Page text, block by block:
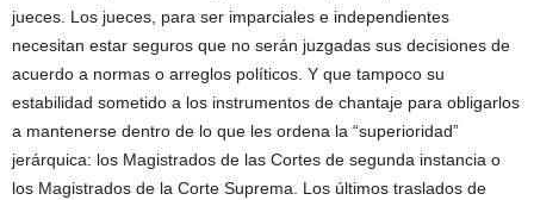
jueces. Los jueces, para ser imparciales e independientes
necesitan estar seguros que no serán juzgadas sus decisiones de
acuerdo a normas o arreglos políticos. Y que tampoco su
estabilidad sometido a los instrumentos de chantaje para obligarlos
a mantenerse dentro de lo que les ordena la “superioridad”
jerárquica: los Magistrados de las Cortes de segunda instancia o
los Magistrados de la Corte Suprema. Los últimos traslados de